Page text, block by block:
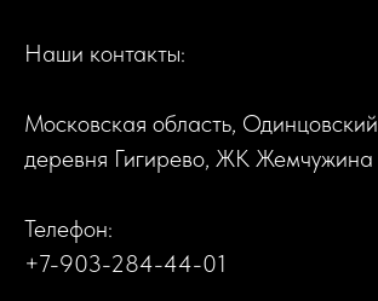
Наши контакты:
Московская область,
деревня Гигирево, ЖК Жемчужина
Телефон:
+7-903-284-44-01